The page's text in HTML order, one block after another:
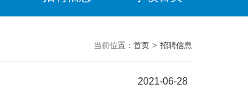
当前位置： 首页 > 招聘信息
2021-06-28